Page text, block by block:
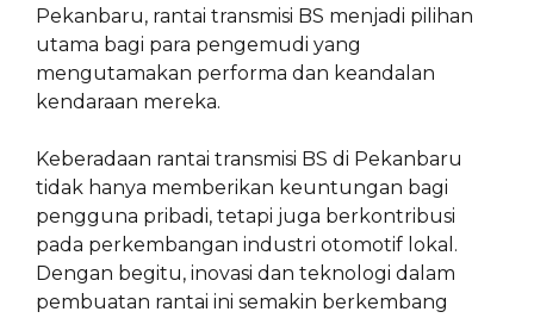
Pekanbaru, rantai transmisi BS menjadi pilihan
utama bagi para pengemudi yang
mengutamakan performa dan keandalan
kendaraan mereka.
Keberadaan rantai transmisi BS di Pekanbaru
tidak hanya memberikan keuntungan bagi
pengguna pribadi, tetapi juga berkontribusi
pada perkembangan industri otomotif lokal.
Dengan begitu, inovasi dan teknologi dalam
pembuatan rantai ini semakin berkembang